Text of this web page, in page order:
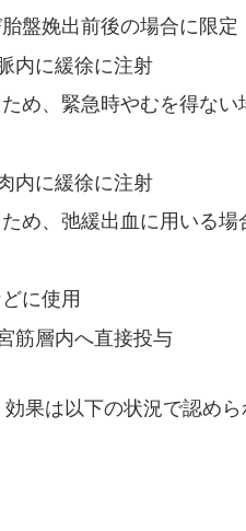
盤娩出前後の場合に限定
内に緩徐に注射
め、緊急時やむを得ない
内に緩徐に注射
め、弛緩出血に用いる
に使用
筋層内へ直接投与
果は以下の状況で認めら